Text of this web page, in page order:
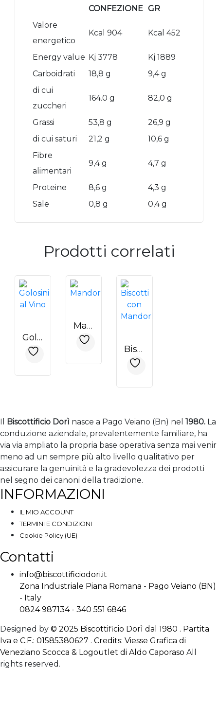
CONFEZIONE GR
Valore
energetico
Kcal 904 Kcal 452
Energy value Kj 3778
Kj 1889
Carboidrati
18,8 g
9,4 g
di cui
zuccheri
164.0 g 82,0 g
Grassi 53,8 g
26,9 g
di cui saturi
21,2 g
10,6 g
Fibre
alimentari
9,4 g 4,7 g
Proteine 8,6 g
4,3 g
Sale
0,8 g 0,4 g
Prodotti correlati
Golosini Al Vino
Mandorlini
Biscotti Con Mandorle
Il Biscottificio Dorì nasce a Pago Veiano (Bn) nel 1980. La
conduzione aziendale, prevalentemente familiare, ha
via via ampliato la propria base operativa senza mai venir
meno ad un sempre più alto livello qualitativo per
assicurare la genuinità e la gradevolezza dei prodotti
nel segno dei canoni della tradizione.
INFORMAZIONI
IL MIO ACCOUNT
TERMINI E CONDIZIONI
Cookie Policy (UE)
Contatti
info@biscottificiodori.it
Zona Industriale Piana Romana - Pago Veiano (BN)
- Italy
0824 987134 - 340 551 6846
Designed by © 2025 Biscottificio Dorì dal 1980 . Partita
Iva e C.F.: 01585380627 . Credits: Viesse Grafica di
Veneziano Scocca & Logoutlet di Aldo Caporaso All
rights reserved.